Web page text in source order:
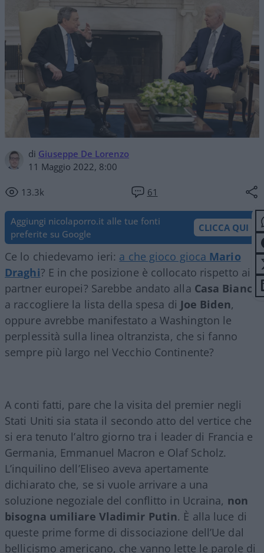
di Giuseppe De Lorenzo
11 Maggio 2022, 8:00
13.3k 61
Aggiungi nicolaporro.it alle tue fonti
preferite su Google
CLICCA QUI
Ce lo chiedevamo ieri: a che gioco gioca Mario
Draghi? E in che posizione è collocato rispetto ai
partner europei? Sarebbe andato alla Casa Bianca
a raccogliere la lista della spesa di Joe Biden,
oppure avrebbe manifestato a Washington le
perplessità sulla linea oltranzista, che si fanno
sempre più largo nel Vecchio Continente?
A conti fatti, pare che la visita del premier negli
Stati Uniti sia stata il secondo atto del vertice che
si era tenuto l’altro giorno tra i leader di Francia e
Germania, Emmanuel Macron e Olaf Scholz.
L’inquilino dell’Eliseo aveva apertamente
dichiarato che, se si vuole arrivare a una
soluzione negoziale del conflitto in Ucraina, non
bisogna umiliare Vladimir Putin. È alla luce di
queste prime forme di dissociazione dell’Ue dal
bellicismo americano, che vanno lette le parole di